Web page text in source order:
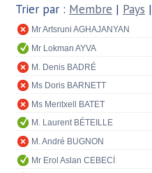
Trier par : Membre | Pays |
Mr Artsruni AGHAJANYAN
Mr Lokman AYVA
M. Denis BADRÉ
Ms Doris BARNETT
Ms Meritxell BATET
M. Laurent BÉTEILLE
M. André BUGNON
Mr Erol Aslan CEBECİ